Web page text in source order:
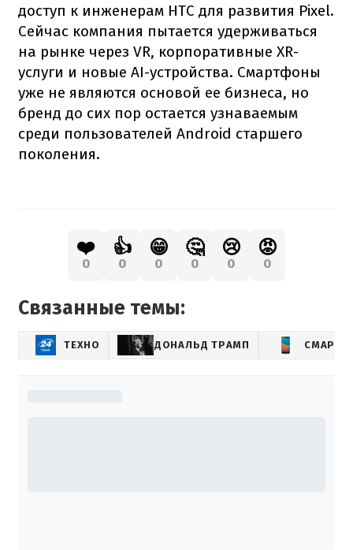
доступ к инженерам HTC для развития Pixel.
Сейчас компания пытается удерживаться
на рынке через VR, корпоративные XR-
услуги и новые AI-устройства. Смартфоны
уже не являются основой ее бизнеса, но
бренд до сих пор остается узнаваемым
среди пользователей Android старшего
поколения.
❤️
0
👍
0
😁
0
🤔
0
😢
0
😡
0
Связанные темы:
ТЕХНО ДОНАЛЬД ТРАМП